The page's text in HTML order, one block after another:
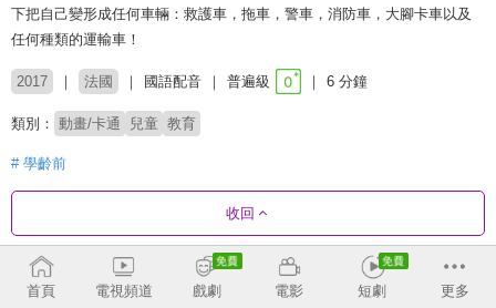
下把自己變形成任何車輛：救護車，拖車，警車，消防車，大腳卡車以及
任何種類的運輸車！
2017 法國 國語配音 普遍級 6 分鐘
類別： 動畫/卡通 兒童 教育
# 學齡前
收回
劇集列表 正序
首頁 電視頻道 戲劇 電影 短劇 更多